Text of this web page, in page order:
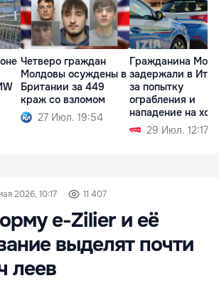
Четверо граждан
Молдовы осуждены в
Британии за 449
краж со взломом
27 Июл. 19:54
Гражданина
задержали в
за попытку
ограбления и
нападение на
29 Июл. 12:17
2026, 10:17 11 407
e-Zilier и её
выделят почти
леев